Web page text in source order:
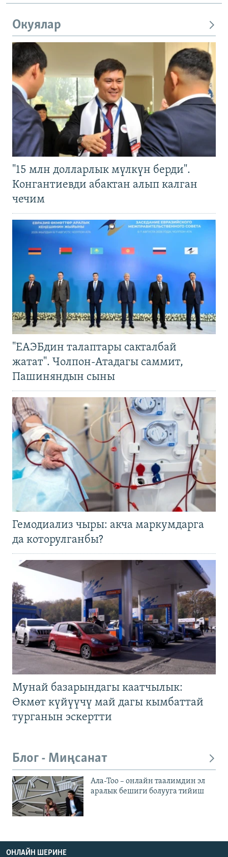
Окуялар
"15 млн долларлык мүлкүн берди".
Конгантиевди абактан алып калган
чечим
"ЕАЭБдин талаптары сакталбай
жатат". Чолпон-Атадагы саммит,
Пашиняндын сыны
Гемодиализ чыры: акча маркумдарга
да которулганбы?
Мунай базарындагы каатчылык:
Өкмөт күйүүчү май дагы кымбаттай
турганын эскертти
Блог - Миңсанат
Ала-Тоо – онлайн таалимдин эл
аралык бешиги болууга тийиш
ОНЛАЙН ШЕРИНЕ